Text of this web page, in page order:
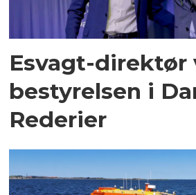
Esvagt-direktør
bestyrelsen i
Rederier